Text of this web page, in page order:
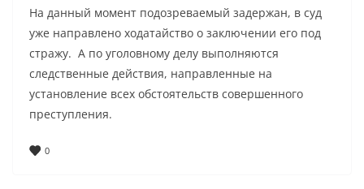
На данный момент подозреваемый задержан, в суд
уже направлено ходатайство о заключении его под
стражу. А по уголовному делу выполняются
следственные действия, направленные на
установление всех обстоятельств совершенного
преступления.
0